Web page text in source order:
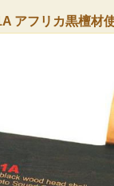
アフリカ黒檀材